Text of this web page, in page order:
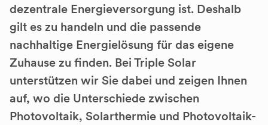
dezentrale Energieversorgung ist. Deshalb
gilt es zu handeln und die passende
nachhaltige Energielösung für das eigene
Zuhause zu finden. Bei Triple Solar
unterstützen wir Sie dabei und zeigen Ihnen
auf, wo die Unterschiede zwischen
Photovoltaik, Solarthermie und Photovoltaik-